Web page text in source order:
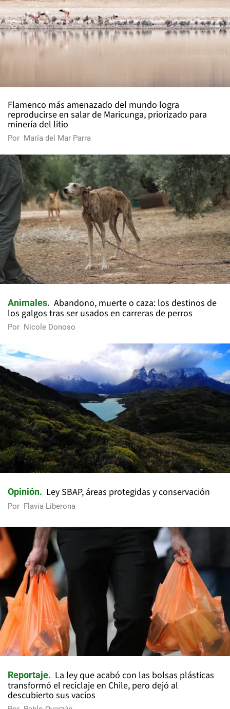
Flamenco más amenazado del mundo logra
reproducirse en salar de Maricunga, priorizado para
minería del litio
Por María del Mar Parra
Animales
Abandono, muerte o caza: los destinos de
los galgos tras ser usados en carreras de perros
Por Nicole Donoso
Opinión Ley SBAP, áreas protegidas y conservación
Por Flavia Liberona
Reportaje
La ley que acabó con las bolsas plásticas
transformó el reciclaje en Chile, pero dejó al
descubierto sus vacíos